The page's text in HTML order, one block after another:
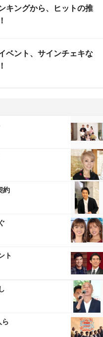
キングから、ヒットの推
ベント、サインチェキな
約
ト